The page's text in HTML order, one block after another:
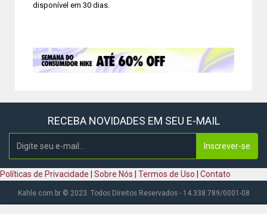
disponível em 30 dias.
RECEBA NOVIDADES EM SEU E-MAIL
Inscrever-se
Políticas de Privacidade Sobre Nós Termos de Uso Contato
Kahle.com.br © 2023. Todos Direitos Reservados - 14.338.789/0001-08